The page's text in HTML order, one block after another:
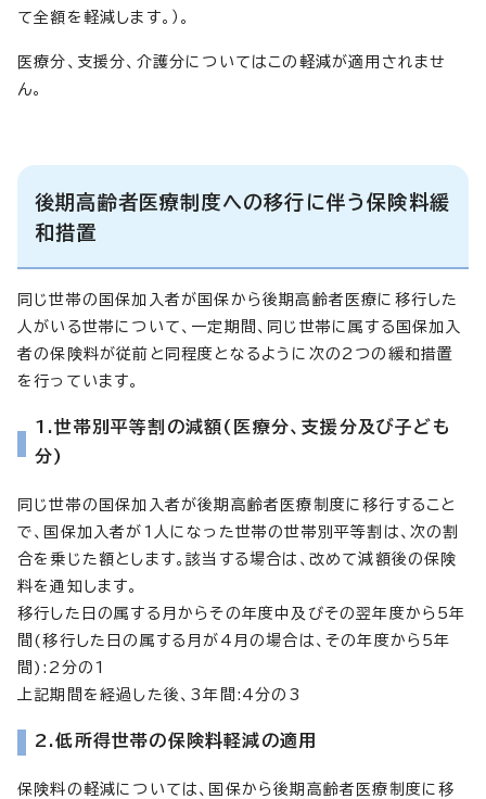
て全額を軽減します。）。
医療分、支援分、介護分についてはこの軽減が適用されませ
ん。
後期高齢者医療制度への移行に伴う保険料緩
和措置
同じ世帯の国保加入者が国保から後期高齢者医療に移行した
人がいる世帯について、一定期間、同じ世帯に属する国保加入
者の保険料が従前と同程度となるように次の2つの緩和措置
を行っています。
1.世帯別平等割の減額(医療分、支援分及び子ども
分)
同じ世帯の国保加入者が後期高齢者医療制度に移行すること
で、国保加入者が1人になった世帯の世帯別平等割は、次の割
合を乗じた額とします。該当する場合は、改めて減額後の保険
料を通知します。
移行した日の属する月からその年度中及びその翌年度から5年
間(移行した日の属する月が4月の場合は、その年度から5年
間):2分の1
上記期間を経過した後、3年間:4分の3
2.低所得世帯の保険料軽減の適用
保険料の軽減については、国保から後期高齢者医療制度に移